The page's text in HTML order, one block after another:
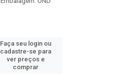
Faça seu login ou
cadastre-se para
ver preços e
comprar